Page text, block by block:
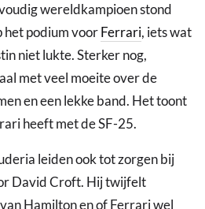
wereldkampioen stond
het podium voorFerrari, iets wat
niet lukte. Sterker nog,
met veel moeite over de
en een lekke band. Het toont
heeft met de SF-25.
leiden ook tot zorgen bij
David Croft. Hij twijfelt
Hamilton en of Ferrari wel